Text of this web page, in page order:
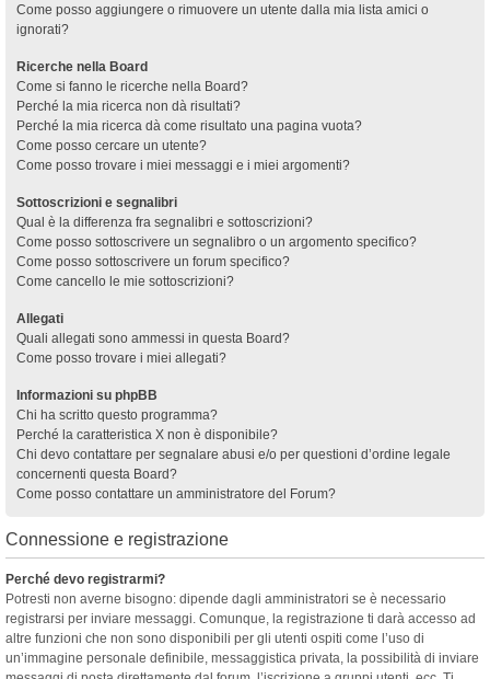
Come posso aggiungere o rimuovere un utente dalla mia lista amici o
ignorati?
Ricerche nella Board
Come si fanno le ricerche nella Board?
Perché la mia ricerca non dà risultati?
Perché la mia ricerca dà come risultato una pagina vuota?
Come posso cercare un utente?
Come posso trovare i miei messaggi e i miei argomenti?
Sottoscrizioni e segnalibri
Qual è la differenza fra segnalibri e sottoscrizioni?
Come posso sottoscrivere un segnalibro o un argomento specifico?
Come posso sottoscrivere un forum specifico?
Come cancello le mie sottoscrizioni?
Allegati
Quali allegati sono ammessi in questa Board?
Come posso trovare i miei allegati?
Informazioni su phpBB
Chi ha scritto questo programma?
Perché la caratteristica X non è disponibile?
Chi devo contattare per segnalare abusi e/o per questioni d’ordine legale
concernenti questa Board?
Come posso contattare un amministratore del Forum?
Connessione e registrazione
Perché devo registrarmi?
Potresti non averne bisogno: dipende dagli amministratori se è necessario
registrarsi per inviare messaggi. Comunque, la registrazione ti darà accesso ad
altre funzioni che non sono disponibili per gli utenti ospiti come l’uso di
un’immagine personale definibile, messaggistica privata, la possibilità di inviare